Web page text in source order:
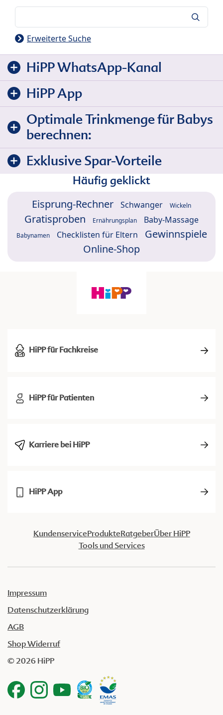
Erweiterte Suche
HiPP WhatsApp-Kanal
HiPP App
Optimale Trinkmenge für Babys
berechnen:
Exklusive Spar-Vorteile
Häufig geklickt
Eisprung-Rechner Schwanger Wickeln
Gratisproben Ernährungsplan Baby-Massage
Babynamen Checklisten für Eltern
Gewinnspiele
Online-Shop
HiPP für Fachkreise
HiPP für Patienten
Karriere bei HiPP
HiPP App
KundenserviceProdukteRatgeberÜber HiPP
Tools und Services
Impressum
Datenschutzerklärung
AGB
Shop Widerruf
© 2026 HiPP